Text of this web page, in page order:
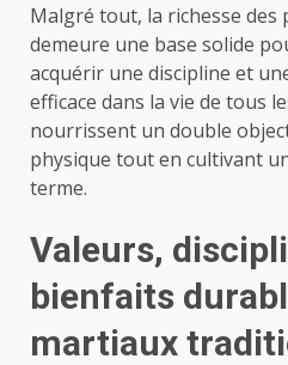
Malgré tout, la richesse
demeure une base solide
acquérir une discipline et
efficace dans la vie de tous
nourrissent un double
physique tout en cultivant
terme.
Valeurs,
bienfaits
martiaux